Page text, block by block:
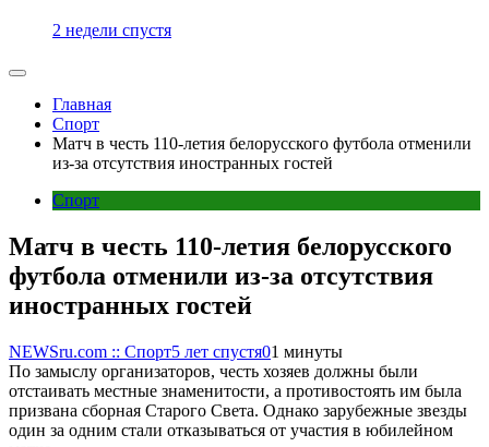
2 недели спустя
Главная
Спорт
Матч в честь 110-летия белорусского футбола отменили
из-за отсутствия иностранных гостей
Спорт
Матч в честь 110-летия белорусского
футбола отменили из-за отсутствия
иностранных гостей
NEWSru.com :: Спорт5 лет спустя01 минуты
По замыслу организаторов, честь хозяев должны были
отстаивать местные знаменитости, а противостоять им была
призвана сборная Старого Света. Однако зарубежные звезды
один за одним стали отказываться от участия в юбилейном